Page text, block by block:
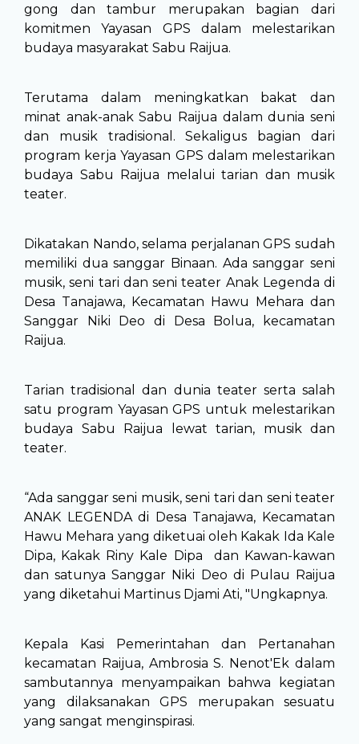
gong dan tambur merupakan bagian dari
komitmen Yayasan GPS dalam melestarikan
budaya masyarakat Sabu Raijua.
Terutama dalam meningkatkan bakat dan
minat anak-anak Sabu Raijua dalam dunia seni
dan musik tradisional. Sekaligus bagian dari
program kerja Yayasan GPS dalam melestarikan
budaya Sabu Raijua melalui tarian dan musik
teater.
Dikatakan Nando, selama perjalanan GPS sudah
memiliki dua sanggar Binaan. Ada sanggar seni
musik, seni tari dan seni teater Anak Legenda di
Desa Tanajawa, Kecamatan Hawu Mehara dan
Sanggar Niki Deo di Desa Bolua, kecamatan
Raijua.
Tarian tradisional dan dunia teater serta salah
satu program Yayasan GPS untuk melestarikan
budaya Sabu Raijua lewat tarian, musik dan
teater.
“Ada sanggar seni musik, seni tari dan seni teater
ANAK LEGENDA di Desa Tanajawa, Kecamatan
Hawu Mehara yang diketuai oleh Kakak Ida Kale
Dipa, Kakak Riny Kale Dipa dan Kawan-kawan
dan satunya Sanggar Niki Deo di Pulau Raijua
yang diketahui Martinus Djami Ati, "Ungkapnya.
Kepala Kasi Pemerintahan dan Pertanahan
kecamatan Raijua, Ambrosia S. Nenot'Ek dalam
sambutannya menyampaikan bahwa kegiatan
yang dilaksanakan GPS merupakan sesuatu
yang sangat menginspirasi.